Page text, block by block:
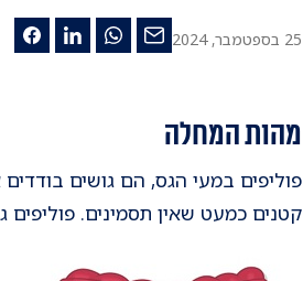
25 בספטמבר, 2024
מהות המחלה
פוליפים במעי הגס, הם גושים
קטנים כמעט שאין תסמינים.